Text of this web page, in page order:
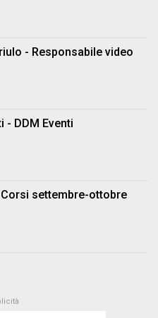
- Responsabile video
- DDM Eventi
Corsi settembre-ottobre